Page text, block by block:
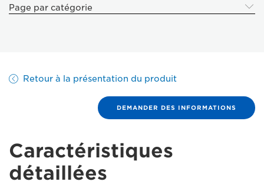
Page par catégorie
Retour à la présentation du produit
DEMANDER DES INFORMATIONS
Caractéristiques
détaillées